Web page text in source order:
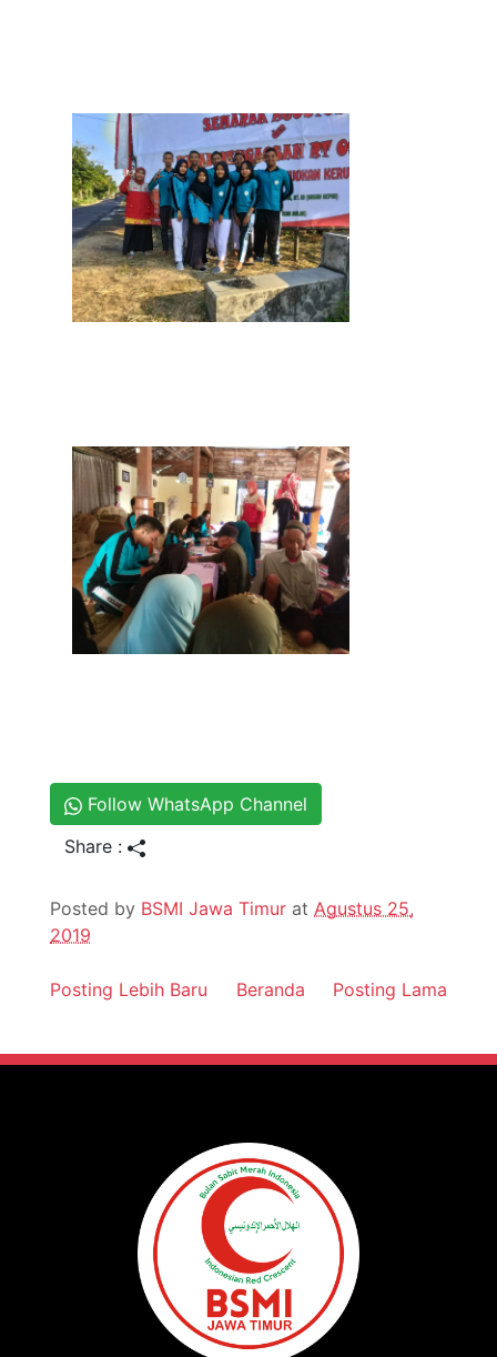
Follow WhatsApp Channel
Share :
Posted by BSMI Jawa Timur at Agustus 25,
2019
Posting Lebih Baru Posting Lama
Beranda